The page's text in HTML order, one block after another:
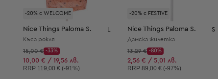
-20% с WELCOME
Nice Things Paloma S.
Къса рокля
Начална цена:
15,00 €
Discount Price:
-33%
Намалена цена:
10,00 € / 19,56 лв.
Препоръчителна цена:
RRP 119,00 € (-91%)
-20% с FESTIVE
Nice Things Paloma S. S
Дамска жилетка
Начална цена:
13,29 €
Discount Price:
-80%
Намалена цена:
2,56 € / 5,01 лв.
Препоръчителна цена:
RRP89,00 € (-97%)